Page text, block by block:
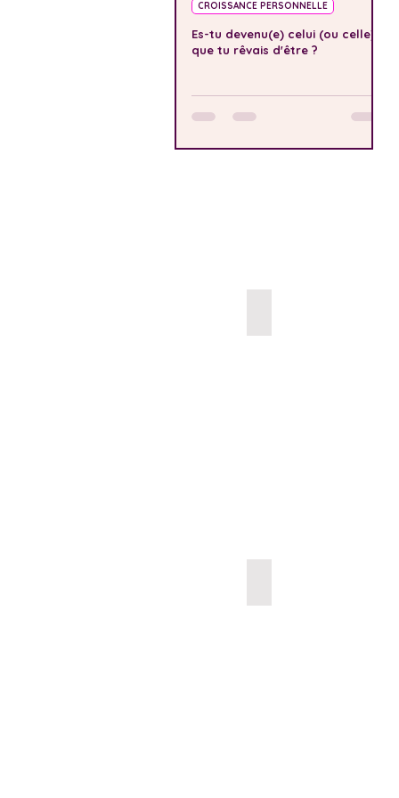
Es-tu devenu(e) celui (ou celle)
que tu rêvais d'être ?
CROISSANCE PERSONNELLE